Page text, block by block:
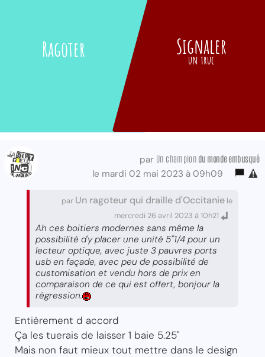
Ragoter Signaler
un truc
par Un champion du monde embusqué
le mardi 02 mai 2023 à 09h09
par Un ragoteur qui draille d'Occitanie le
mercredi 26 avril 2023 à 10h21
Ah ces boitiers modernes sans même la
possibilité d'y placer une unité 5"1/4 pour un
lecteur optique, avec juste 3 pauvres ports
usb en façade, avec peu de possibilité de
customisation et vendu hors de prix en
comparaison de ce qui est offert, bonjour la
régression.
Entièrement d accord
Ça les tuerais de laisser 1 baie 5.25"
Mais non faut mieux tout mettre dans le design